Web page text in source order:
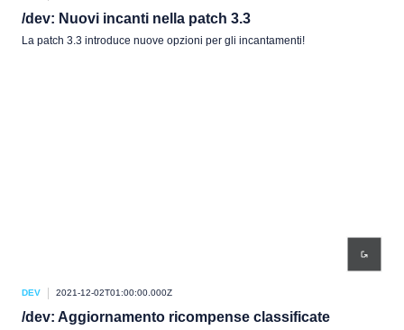
/dev: Nuovi incanti nella patch 3.3
La patch 3.3 introduce nuove opzioni per gli incantamenti!
DEV 2021-12-02T01:00:00.000Z
/dev: Aggiornamento ricompense classificate